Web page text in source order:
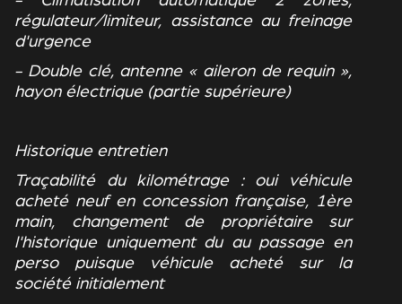
régulateur/limiteur, assistance au freinage
d'urgence
- Double clé, antenne « aileron de requin »,
hayon électrique (partie supérieure)
Historique entretien
Traçabilité du kilométrage : oui véhicule
acheté neuf en concession française, 1ère
main, changement de propriétaire sur
l'historique uniquement du au passage en
perso puisque véhicule acheté sur la
société initialement